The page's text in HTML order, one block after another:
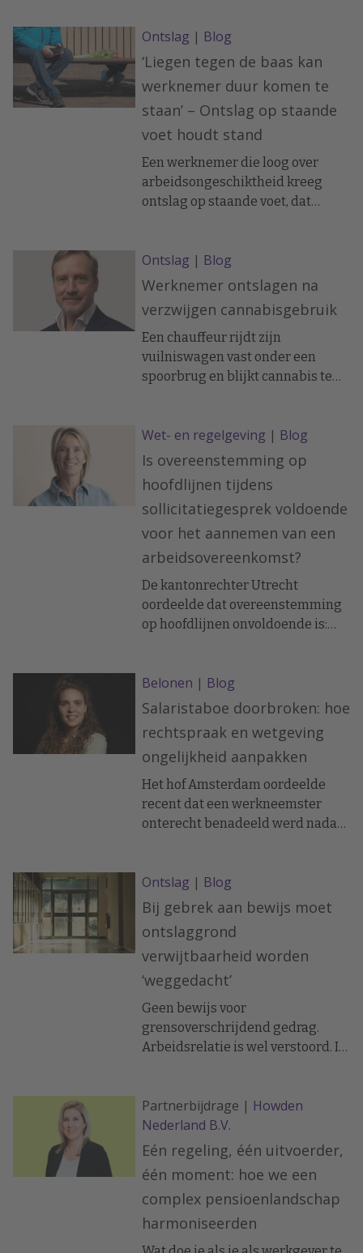
een periode van ongeveer vijf
weken geen werkzaamheden
verricht en geen loon ontvangen.
De werkgever weigerde betaling,
waarop de oproepkracht naar de
kantonrechter stapte. De
de oproepkracht recht had op
loondoorbetaling over deze niet-
gewerkte periode.
Ontslag | Blog
‘Liegen tegen de baas kan
werknemer duur komen te
staan’ – Ontslag op staande
voet houdt stand
Een werknemer die loog over
arbeidsongeschiktheid kreeg
ontslag op staande voet, dat
Besselink over de hoge maar niet
onhaalbare lat voor ontslag op
Ontslag | Blog
Werknemer ontslagen na
verzwijgen cannabisgebruik
Een chauffeur rijdt zijn
vuilniswagen vast onder een
spoorbrug en blijkt cannabis te
maanden later deelt met zijn
werkgever, vraagt deze de rechter
om ontslag. De vraag: is hier
sprake van ernstig verwijtbaar
handelen?
Wet- en regelgeving | Blog
Is overeenstemming op
hoofdlijnen tijdens
sollicitatiegesprek voldoende
voor het aannemen van een
arbeidsovereenkomst?
De kantonrechter Utrecht
oordeelde dat overeenstemming
op hoofdlijnen onvoldoende is:
uit de uitspraak uitgewerkt door
mr. Petra Willems.
Belonen | Blog
Salaristaboe doorbroken: hoe
rechtspraak en wetgeving
ongelijkheid aanpakken
Het hof Amsterdam oordeelde
recent dat een werkneemster
onterecht benadeeld werd nadat
Willemijn Jansma legt uit waarom
loontransparantie onvermijdelijk
wordt en wat dit betekent voor
werkgevers én werknemers.
Ontslag | Blog
Bij gebrek aan bewijs moet
ontslaggrond
verwijtbaarheid worden
‘weggedacht’
Geen bewijs voor
grensoverschrijdend gedrag.
Arbeidsrelatie is wel verstoord. Is
Partnerbijdrage | Howden
Nederland B.V.
Eén regeling, één uitvoerder,
één moment: hoe we een
complex pensioenlandschap
harmoniseerden